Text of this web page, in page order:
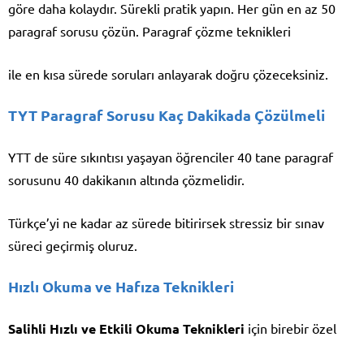
göre daha kolaydır. Sürekli pratik yapın. Her gün en az 50
paragraf sorusu çözün. Paragraf çözme teknikleri
ile en kısa sürede soruları anlayarak doğru çözeceksiniz.
TYT Paragraf Sorusu Kaç Dakikada Çözülmeli
YTT de süre sıkıntısı yaşayan öğrenciler 40 tane paragraf
sorusunu 40 dakikanın altında çözmelidir.
Türkçe’yi ne kadar az sürede bitirirsek stressiz bir sınav
süreci geçirmiş oluruz.
Hızlı Okuma ve Hafıza Teknikleri
Salihli Hızlı ve Etkili Okuma Teknikleri için birebir özel